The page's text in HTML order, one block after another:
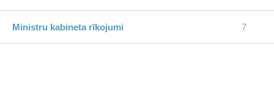
Ministru kabineta rīkojumi 7